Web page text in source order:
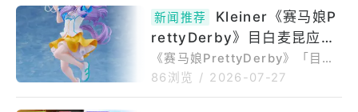
身穿情人节服装登场。名符其实
的[不融的砂糖点心]，全身上
ameplayer）在07/29的官方直
播中公布了隔天开始的新一波马
娘卡池、支援卡池以及游戏新情
报。07/30开始的故事活动为
「那年夏天的QueSeraSera(あ
新闻推荐
Kleiner《赛马娘P
rettyDerby》目白麦昆应援
Ver模型 预计2027年3月贩
售
《赛马娘PrettyDerby》「目白
麦昆应援Ver.1/7比例模型」商品
86浏览 / 2026-07-27